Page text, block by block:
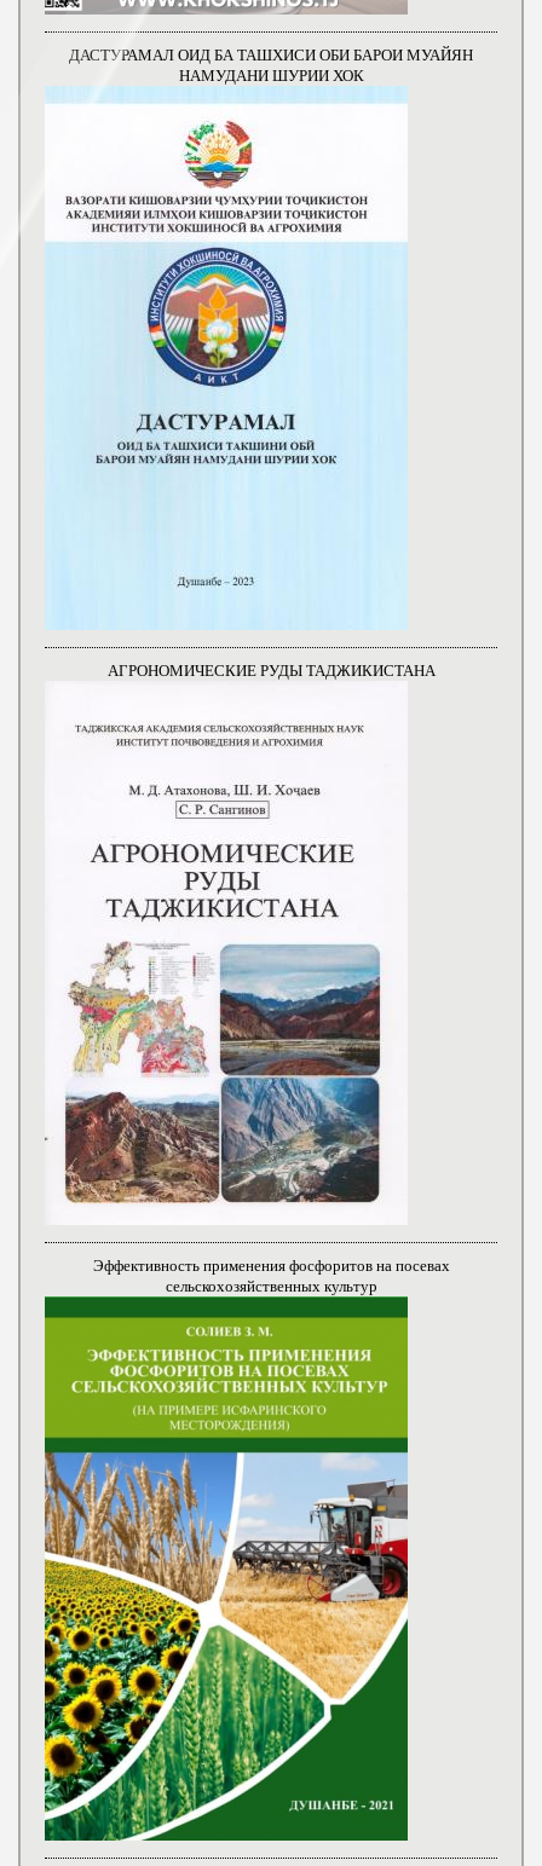
ДАСТУРАМАЛ ОИД БА ТАШХИСИ ОБИ БАРОИ МУАЙЯН
НАМУДАНИ ШУРИИ ХОК
АГРОНОМИЧЕСКИЕ РУДЫ ТАДЖИКИСТАНА
Эффективность применения фосфоритов на посевах
сельскохозяйственных культур